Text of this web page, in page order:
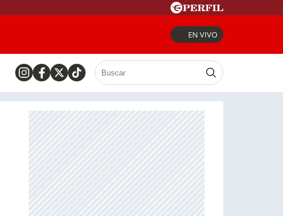
EN VIVO